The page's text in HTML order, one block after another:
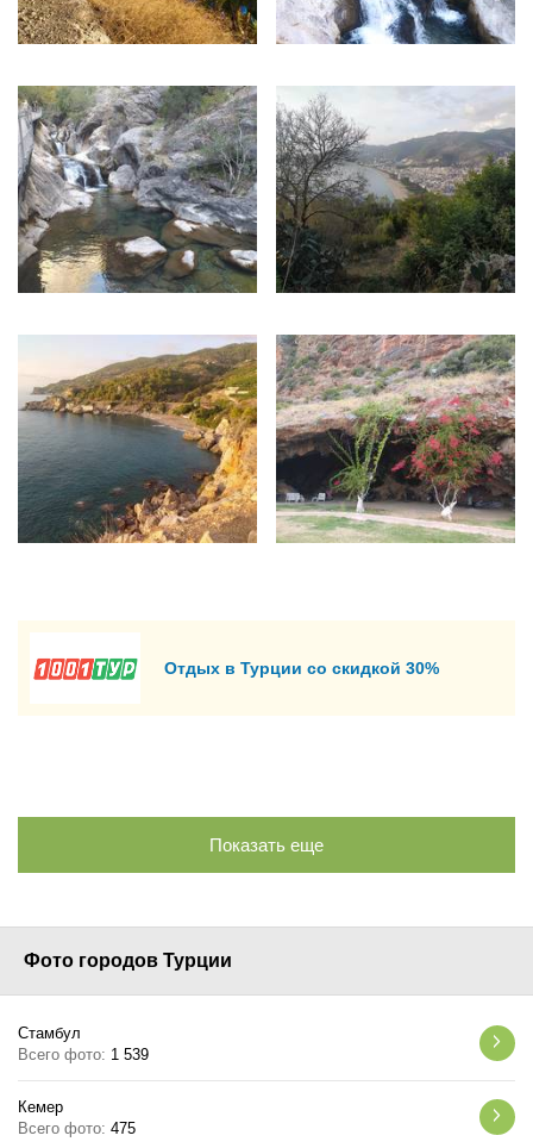
Отдых в Турции со скидкой 30%
Показать еще
Фото городов Турции
Стамбул
Всего фото: 1 539
Кемер
Всего фото: 475